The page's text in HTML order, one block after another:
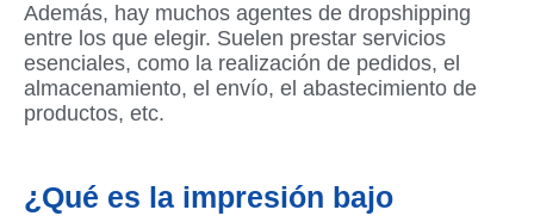
Además, hay muchos agentes de dropshipping
entre los que elegir. Suelen prestar servicios
esenciales, como la realización de pedidos, el
almacenamiento, el envío, el abastecimiento de
productos, etc.
¿Qué es la impresión bajo